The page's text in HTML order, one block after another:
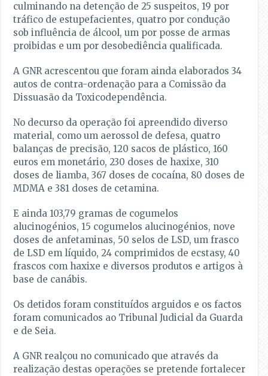
culminando na detenção de 25 suspeitos, 19 por
tráfico de estupefacientes, quatro por condução
sob influência de álcool, um por posse de armas
proibidas e um por desobediência qualificada.
A GNR acrescentou que foram ainda elaborados 34
autos de contra-ordenação para a Comissão da
Dissuasão da Toxicodependência.
No decurso da operação foi apreendido diverso
material, como um aerossol de defesa, quatro
balanças de precisão, 120 sacos de plástico, 160
euros em monetário, 230 doses de haxixe, 310
doses de liamba, 367 doses de cocaína, 80 doses de
MDMA e 381 doses de cetamina.
E ainda 103,79 gramas de cogumelos
alucinogénios, 15 cogumelos alucinogénios, nove
doses de anfetaminas, 50 selos de LSD, um frasco
de LSD em líquido, 24 comprimidos de ecstasy, 40
frascos com haxixe e diversos produtos e artigos à
base de canábis.
Os detidos foram constituídos arguidos e os factos
foram comunicados ao Tribunal Judicial da Guarda
e de Seia.
A GNR realçou no comunicado que através da
realização destas operações se pretende fortalecer